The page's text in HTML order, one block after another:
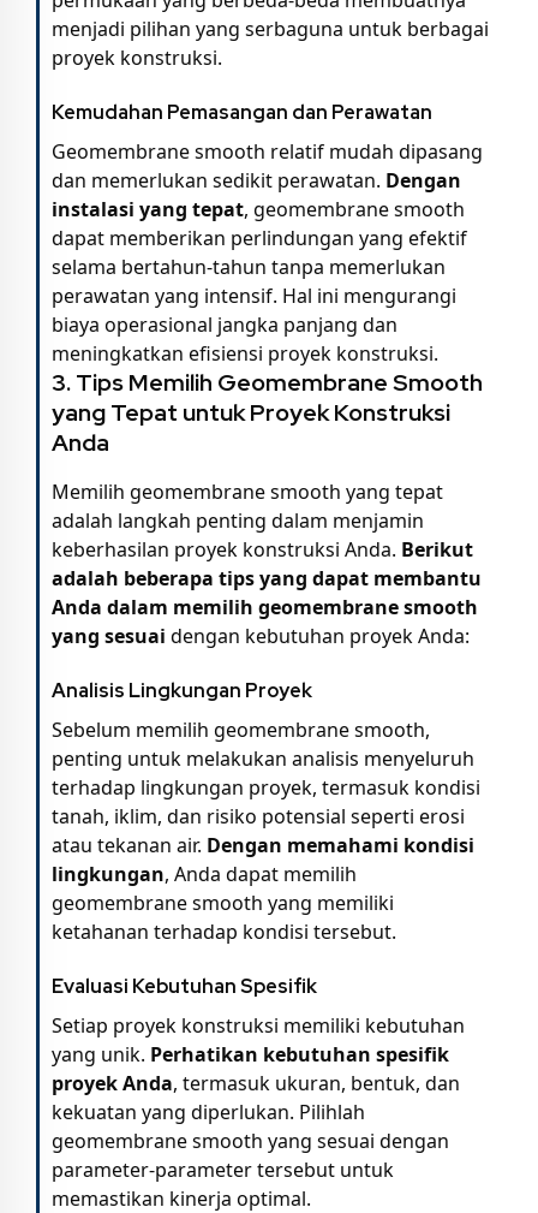
menjadi pilihan yang serbaguna untuk berbagai
proyek konstruksi.
Kemudahan Pemasangan dan Perawatan
Geomembrane smooth relatif mudah dipasang
dan memerlukan sedikit perawatan. Dengan
instalasi yang tepat, geomembrane smooth
dapat memberikan perlindungan yang efektif
selama bertahun-tahun tanpa memerlukan
perawatan yang intensif. Hal ini mengurangi
biaya operasional jangka panjang dan
meningkatkan efisiensi proyek konstruksi.
3. Tips Memilih Geomembrane Smooth
yang Tepat untuk Proyek Konstruksi
Anda
Memilih geomembrane smooth yang tepat
adalah langkah penting dalam menjamin
keberhasilan proyek konstruksi Anda. Berikut
adalah beberapa tips yang dapat membantu
Anda dalam memilih geomembrane smooth
yang sesuai dengan kebutuhan proyek Anda:
Analisis Lingkungan Proyek
Sebelum memilih geomembrane smooth,
penting untuk melakukan analisis menyeluruh
terhadap lingkungan proyek, termasuk kondisi
tanah, iklim, dan risiko potensial seperti erosi
atau tekanan air. Dengan memahami kondisi
lingkungan, Anda dapat memilih
geomembrane smooth yang memiliki
ketahanan terhadap kondisi tersebut.
Evaluasi Kebutuhan Spesifik
Setiap proyek konstruksi memiliki kebutuhan
yang unik. Perhatikan kebutuhan spesifik
proyek Anda, termasuk ukuran, bentuk, dan
kekuatan yang diperlukan. Pilihlah
geomembrane smooth yang sesuai dengan
parameter-parameter tersebut untuk
memastikan kinerja optimal.